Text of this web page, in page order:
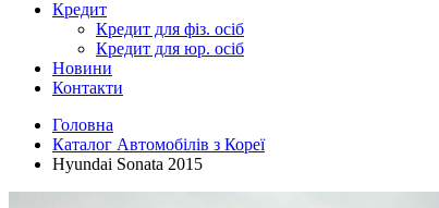
Кредит
Кредит для фіз. осіб
Кредит для юр. осіб
Новини
Контакти
Головна
Каталог Автомобілів з Кореї
Hyundai Sonata 2015